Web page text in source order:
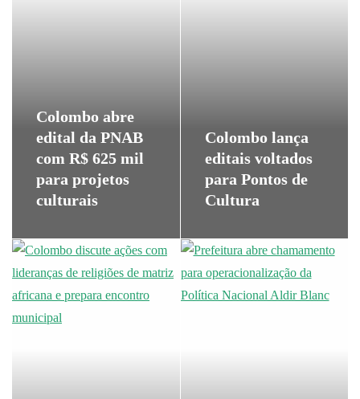
Colombo abre
edital da PNAB
com R$ 625 mil
para projetos
culturais
Colombo lança
editais voltados
para Pontos de
Cultura